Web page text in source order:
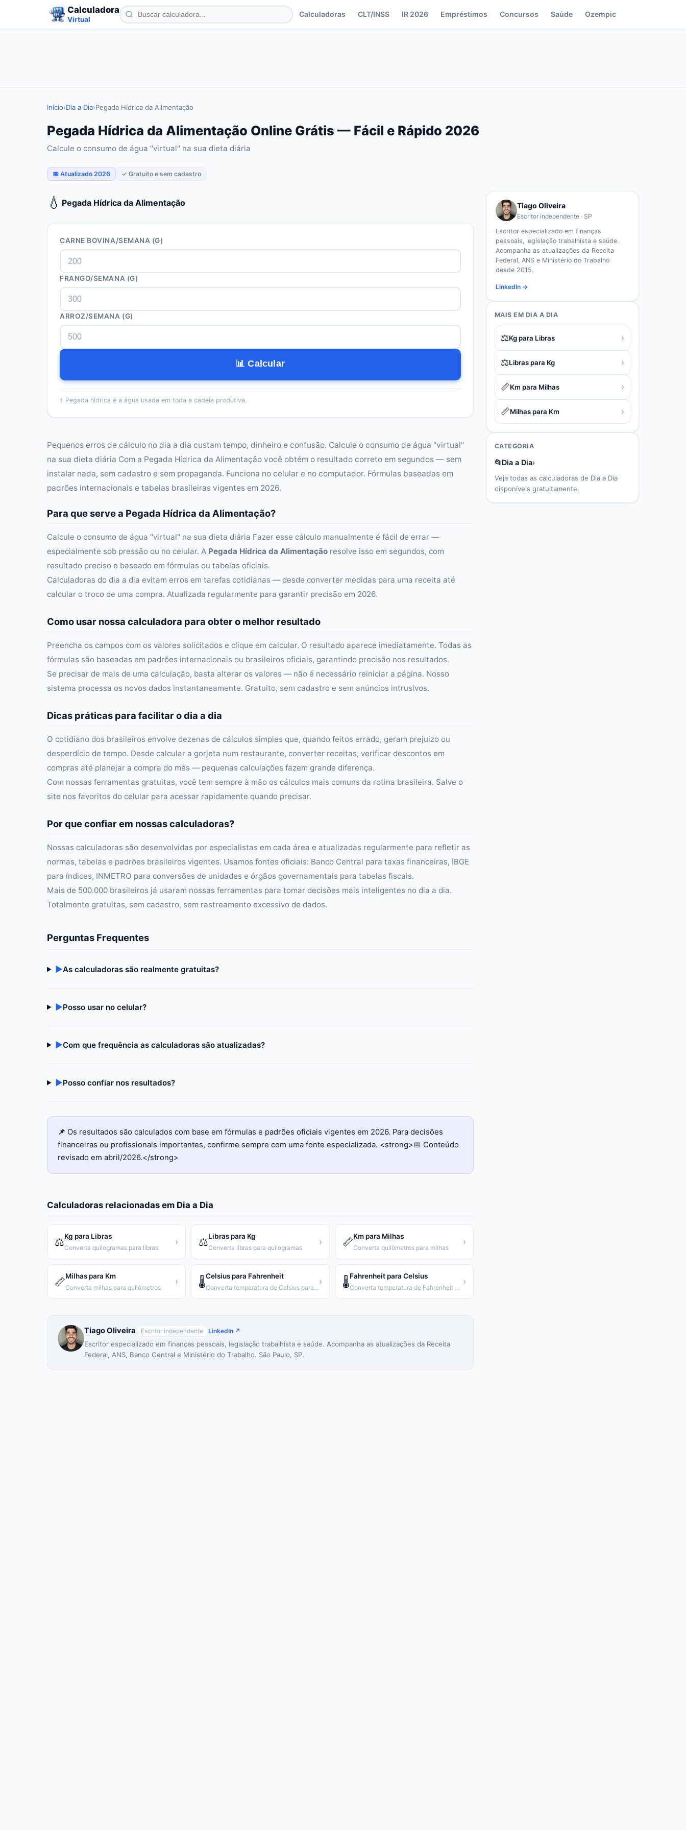
Calculadora
Virtual
Calculadoras CLT/INSS IR 2026 Empréstimos Concursos Saúde Ozempic
Início›Dia a Dia›Pegada Hídrica da Alimentação
Pegada Hídrica da Alimentação Online Grátis — Fácil e Rápido 2026
Calcule o consumo de água "virtual" na sua dieta diária
📅 Atualizado 2026 ✓ Gratuito e sem cadastro
💧 Pegada Hídrica da Alimentação
CARNE BOVINA/SEMANA (G)
FRANGO/SEMANA (G)
ARROZ/SEMANA (G)
📊 Calcular
⚕️ Pegada hídrica é a água usada em toda a cadeia produtiva.
Pequenos erros de cálculo no dia a dia custam tempo, dinheiro e confusão. Calcule o consumo de água "virtual"
na sua dieta diária Com a Pegada Hídrica da Alimentação você obtém o resultado correto em segundos — sem
instalar nada, sem cadastro e sem propaganda. Funciona no celular e no computador. Fórmulas baseadas em
padrões internacionais e tabelas brasileiras vigentes em 2026.
Para que serve a Pegada Hídrica da Alimentação?
Calcule o consumo de água "virtual" na sua dieta diária Fazer esse cálculo manualmente é fácil de errar —
especialmente sob pressão ou no celular. A Pegada Hídrica da Alimentação resolve isso em segundos, com
resultado preciso e baseado em fórmulas ou tabelas oficiais.
Calculadoras do dia a dia evitam erros em tarefas cotidianas — desde converter medidas para uma receita até
calcular o troco de uma compra. Atualizada regularmente para garantir precisão em 2026.
Como usar nossa calculadora para obter o melhor resultado
Preencha os campos com os valores solicitados e clique em calcular. O resultado aparece imediatamente. Todas as
fórmulas são baseadas em padrões internacionais ou brasileiros oficiais, garantindo precisão nos resultados.
Se precisar de mais de uma calculação, basta alterar os valores — não é necessário reiniciar a página. Nosso
sistema processa os novos dados instantaneamente. Gratuito, sem cadastro e sem anúncios intrusivos.
Dicas práticas para facilitar o dia a dia
O cotidiano dos brasileiros envolve dezenas de cálculos simples que, quando feitos errado, geram prejuízo ou
desperdício de tempo. Desde calcular a gorjeta num restaurante, converter receitas, verificar descontos em
compras até planejar a compra do mês — pequenas calculações fazem grande diferença.
Com nossas ferramentas gratuitas, você tem sempre à mão os cálculos mais comuns da rotina brasileira. Salve o
site nos favoritos do celular para acessar rapidamente quando precisar.
Por que confiar em nossas calculadoras?
Nossas calculadoras são desenvolvidas por especialistas em cada área e atualizadas regularmente para refletir as
normas, tabelas e padrões brasileiros vigentes. Usamos fontes oficiais: Banco Central para taxas financeiras, IBGE
para índices, INMETRO para conversões de unidades e órgãos governamentais para tabelas fiscais.
Mais de 500.000 brasileiros já usaram nossas ferramentas para tomar decisões mais inteligentes no dia a dia.
Totalmente gratuitas, sem cadastro, sem rastreamento excessivo de dados.
Perguntas Frequentes
▶As calculadoras são realmente gratuitas?
▶Posso usar no celular?
▶Com que frequência as calculadoras são atualizadas?
▶Posso confiar nos resultados?
📌 Os resultados são calculados com base em fórmulas e padrões oficiais vigentes em 2026. Para decisões
financeiras ou profissionais importantes, confirme sempre com uma fonte especializada. <strong>📅 Conteúdo
revisado em abril/2026.</strong>
Calculadoras relacionadas em Dia a Dia
⚖️Kg para Libras
Converta quilogramas para libras
› ⚖️Libras para Kg
Converta libras para quilogramas
› 📏Km para Milhas
Converta quilômetros para milhas
›
📏Milhas para Km
Converta milhas para quilômetros
› 🌡️Celsius para Fahrenheit
Converta temperatura de Celsius para Fahrenheit
› 🌡️Fahrenheit para Celsius
Converta temperatura de Fahrenheit para Celsius
›
Tiago Oliveira Escritor independente LinkedIn ↗
Escritor especializado em finanças pessoais, legislação trabalhista e saúde. Acompanha as atualizações da Receita
Federal, ANS, Banco Central e Ministério do Trabalho. São Paulo, SP.
Tiago Oliveira
Escritor independente · SP
Escritor especializado em finanças
pessoais, legislação trabalhista e saúde.
Acompanha as atualizações da Receita
Federal, ANS e Ministério do Trabalho
desde 2015.
LinkedIn →
MAIS EM DIA A DIA
⚖️Kg para Libras ›
⚖️Libras para Kg ›
📏Km para Milhas ›
📏Milhas para Km ›
CATEGORIA
📂Dia a Dia›
Veja todas as calculadoras de Dia a Dia
disponíveis gratuitamente.